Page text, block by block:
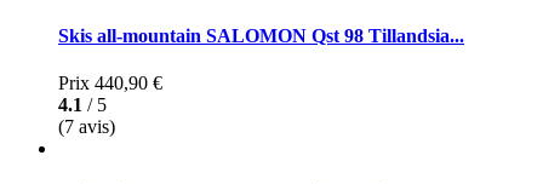
Skis all-mountain SALOMON Qst 98 Tillandsia...
Prix 440,90 €
4.1 / 5
(7 avis)